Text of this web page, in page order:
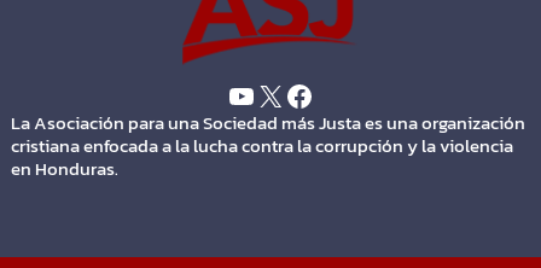
La Asociación para una Sociedad más Justa es una organización
cristiana enfocada a la lucha contra la corrupción y la violencia
en Honduras.